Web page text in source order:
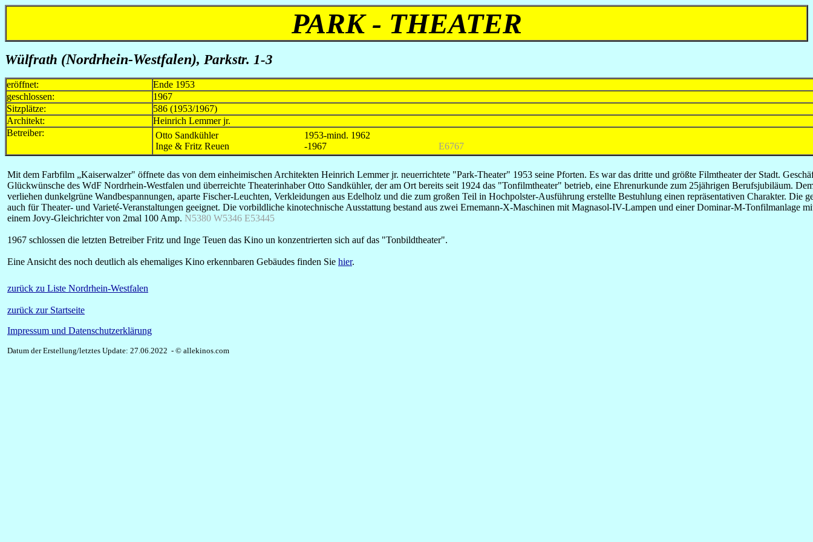
PARK - THEATER
Wülfrath (Nordrhein-Westfalen), Parkstr. 1-3
eröffnet:
Ende 1953
geschlossen:
1967
Sitzplätze:
586 (1953/1967)
Architekt:
Heinrich Lemmer jr.
Betreiber:
Otto Sandkühler
Inge & Fritz Reuen
1953-mind. 1962
-1967
E6767
Mit dem Farbfilm „Kaiserwalzer" öffnete das von dem einheimischen Architekten Heinrich Lemmer jr. neuerrichtete "Park-Theater" 1953 seine Pforten. Es war das dritte und größte Filmtheater der Stadt.
Glückwünsche des WdF Nordrhein-Westfalen und überreichte Theaterinhaber Otto Sandkühler, der am Ort bereits seit 1924 das "Tonfilmtheater" betrieb, eine Ehrenurkunde zum 25jährigen Berufsjubiläum.
verliehen dunkelgrüne Wandbespannungen, aparte Fischer-Leuchten, Verkleidungen aus Edelholz und die zum großen Teil in Hochpolster-Ausführung erstellte Bestuhlung einen repräsentativen Charakter. Die
auch für Theater- und Varieté-Veranstaltungen geeignet. Die vorbildliche kinotechnische Ausstattung bestand aus zwei Ernemann-X-Maschinen mit Magnasol-IV-Lampen und einer Dominar-M-Tonfilmanlage
einem Jovy-Gleichrichter von 2mal 100 Amp. N5380 W5346 E53445
1967 schlossen die letzten Betreiber Fritz und Inge Teuen das Kino un konzentrierten sich auf das "Tonbildtheater".
Eine Ansicht des noch deutlich als ehemaliges Kino erkennbaren Gebäudes finden Sie hier.
zurück zu Liste Nordrhein-Westfalen
zurück zur Startseite
Impressum und Datenschutzerklärung
Datum der Erstellung/letztes Update: 27.06.2022 - © allekinos.com